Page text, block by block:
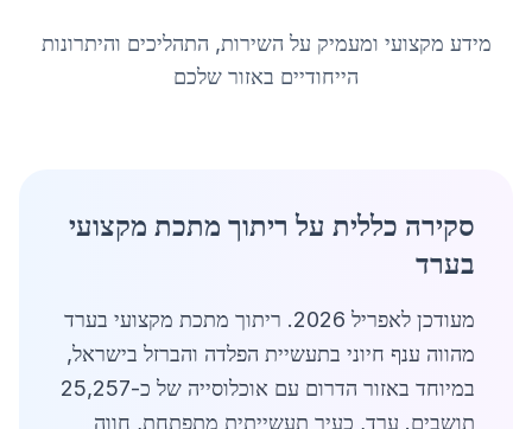
מידע מקצועי ומעמיק על השירות, התהליכים והיתרונות
הייחודיים באזור שלכם
סקירה כללית על ריתוך מתכת מקצועי
בערד
מעודכן לאפריל 2026. ריתוך מתכת מקצועי בערד
מהווה ענף חיוני בתעשיית הפלדה והברזל בישראל,
במיוחד באזור הדרום עם אוכלוסייה של כ-25,257
תושבים. ערד, כעיר תעשייתית מתפתחת, חווה